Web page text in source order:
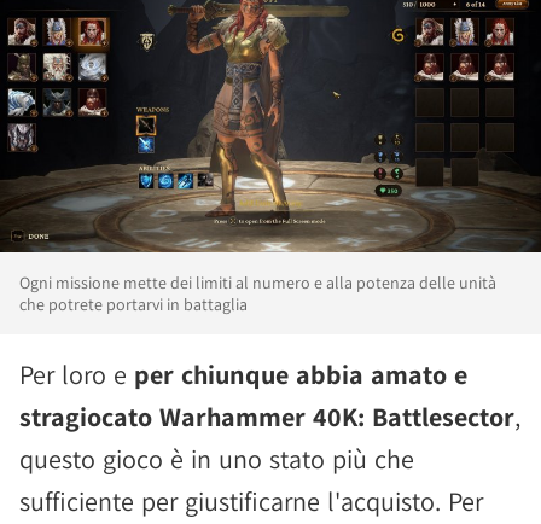
Ogni missione mette dei limiti al numero e alla potenza delle unità
che potrete portarvi in battaglia
Per loro e per chiunque abbia amato e
stragiocato Warhammer 40K: Battlesector,
questo gioco è in uno stato più che
sufficiente per giustificarne l'acquisto. Per